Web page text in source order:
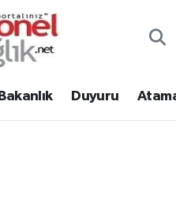
Bakanlık Duyuru